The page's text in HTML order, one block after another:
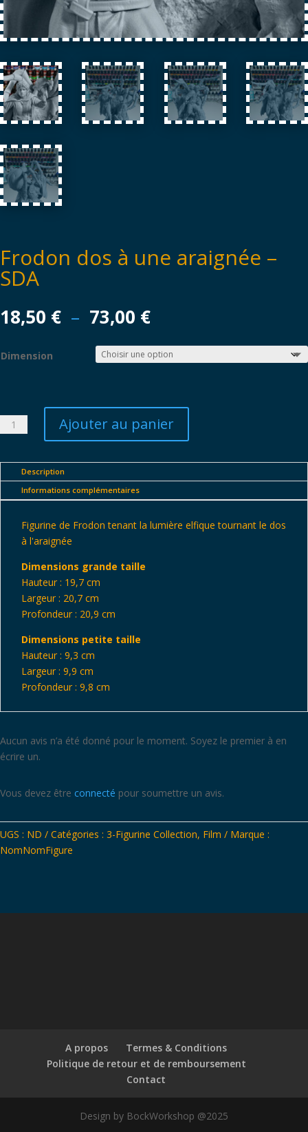
Frodon dos à une araignée –
SDA
18,50 € – 73,00 €Plage
prix :
18,50 €
Dimension
quantité
de
à
une
Ajouter au panier
Description
Informations complémentaires
Figurine de Frodon tenant la lumière elfique tournant le dos
à l'araignée
Dimensions grande taille
Hauteur : 19,7 cm
Largeur : 20,7 cm
Profondeur : 20,9 cm
Dimensions petite taille
Hauteur : 9,3 cm
Largeur : 9,9 cm
Profondeur : 9,8 cm
Aucun avis n’a été donné pour le moment. Soyez le premier à en
écrire un.
Vous devez être connecté pour soumettre un avis.
UGS : ND Catégories : 3-Figurine Collection, Film
Marque :
NomNomFigure
A propos
Termes & Conditions
Politique de retour et de remboursement
Contact
Design by BockWorkshop @2025